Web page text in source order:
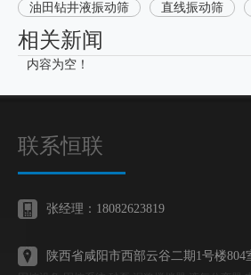
油田钻井液振动筛 直线振动筛
相关新闻
内容为空！
联系恒联
张经理：18082623819
陕西省咸阳市西部云谷二期1号楼804